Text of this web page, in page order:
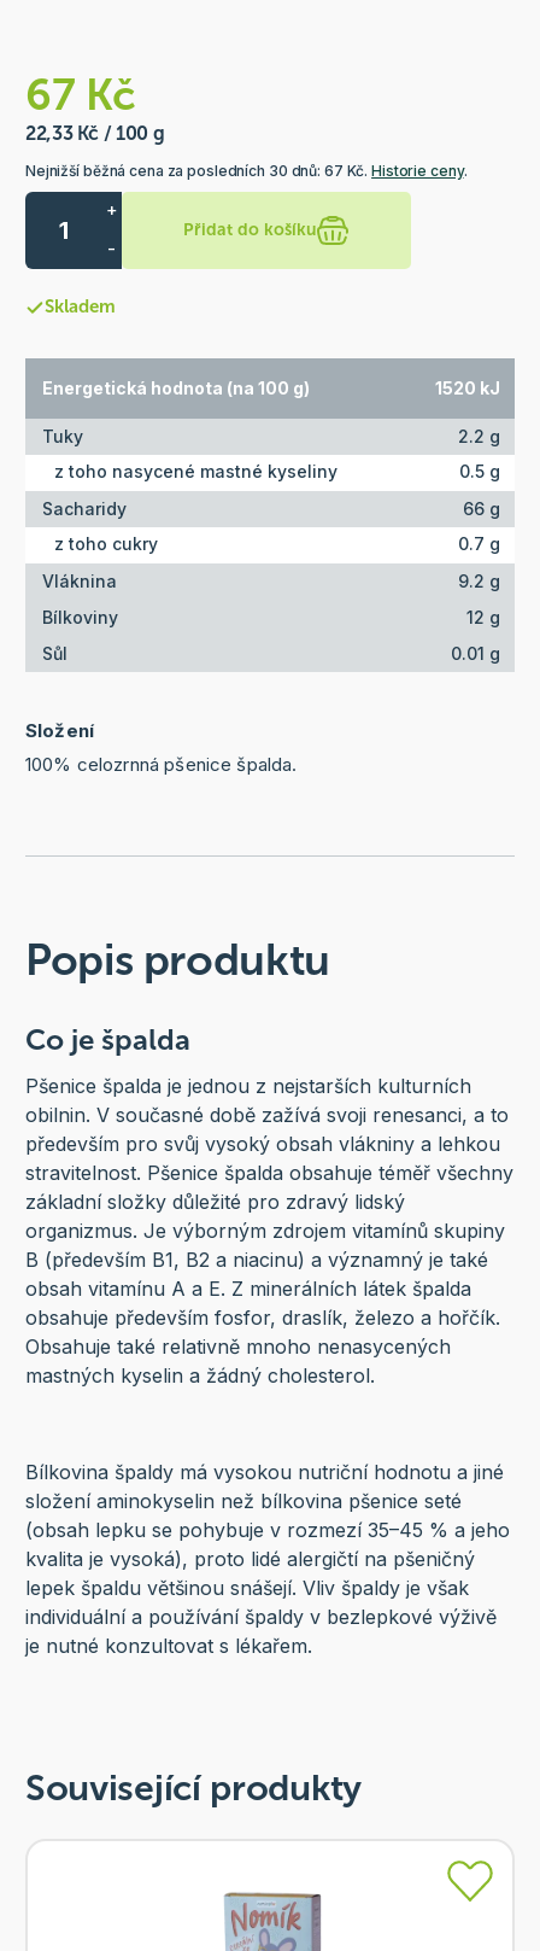
67 Kč
22,33 Kč / 100 g
Nejnižší běžná cena za posledních 30 dnů: 67 Kč.Historie ceny.
+
-
Přidat do košíku
Skladem
Energetická hodnota (na 100 g) 1520 kJ
Tuky
2.2 g
z toho nasycené mastné kyseliny
0.5 g
Sacharidy
66 g
z toho cukry
0.7 g
Vláknina
9.2 g
Bílkoviny
12 g
Sůl
0.01 g
Složení
100% celozrnná pšenice špalda.
Popis produktu
Co je špalda
Pšenice špalda je jednou z nejstarších kulturních
obilnin. V současné době zažívá svoji renesanci, a to
především pro svůj vysoký obsah vlákniny a lehkou
stravitelnost. Pšenice špalda obsahuje téměř všechny
základní složky důležité pro zdravý lidský
organizmus. Je výborným zdrojem vitamínů skupiny
B (především B1, B2 a niacinu) a významný je také
obsah vitamínu A a E. Z minerálních látek špalda
obsahuje především fosfor, draslík, železo a hořčík.
Obsahuje také relativně mnoho nenasycených
mastných kyselin a žádný cholesterol.
Bílkovina špaldy má vysokou nutriční hodnotu a jiné
složení aminokyselin než bílkovina pšenice seté
(obsah lepku se pohybuje v rozmezí 35–45 % a jeho
kvalita je vysoká), proto lidé alergičtí na pšeničný
lepek špaldu většinou snášejí. Vliv špaldy je však
individuální a používání špaldy v bezlepkové výživě
je nutné konzultovat s lékařem.
Související produkty